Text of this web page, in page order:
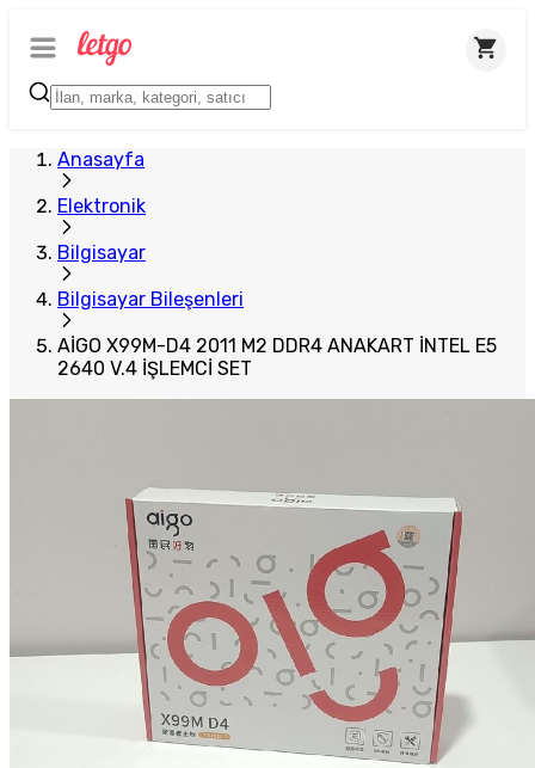
Anasayfa
Elektronik
Bilgisayar
Bilgisayar Bileşenleri
AİGO X99M-D4 2011 M2 DDR4 ANAKART İNTEL E5
2640 V.4 İŞLEMCİ SET